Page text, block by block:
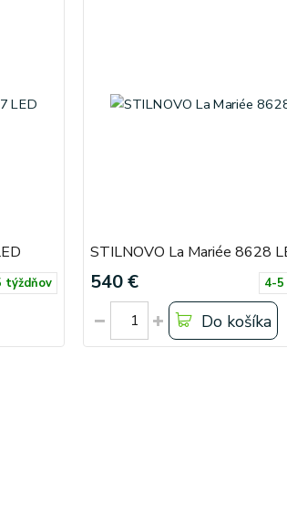
týždňov
STILNOVO La Mariée 8628
540 € 4-
Do košíka